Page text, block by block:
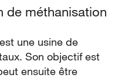
de méthanisation
une usine de
Son objectif est
ensuite être